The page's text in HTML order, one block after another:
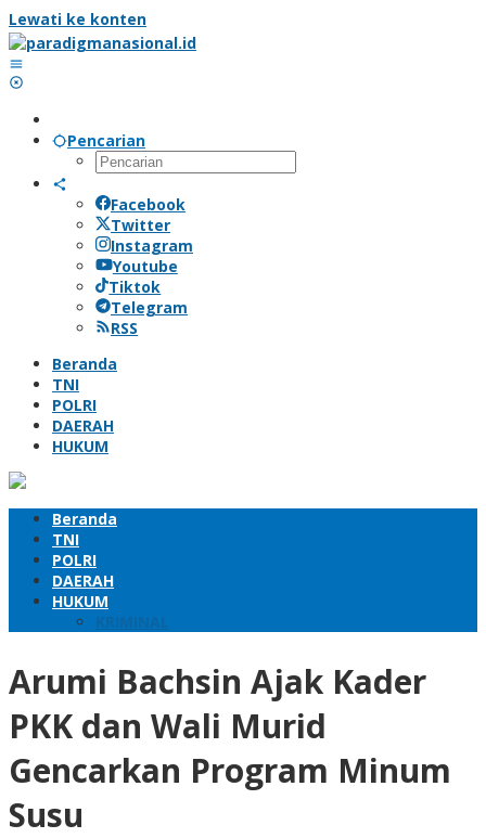
Lewati ke konten
Pencarian
Facebook
Twitter
Instagram
Youtube
Tiktok
Telegram
RSS
Beranda
TNI
POLRI
DAERAH
HUKUM
Beranda
TNI
POLRI
DAERAH
HUKUM
KRIMINAL
Arumi Bachsin Ajak Kader
PKK dan Wali Murid
Gencarkan Program Minum
Susu